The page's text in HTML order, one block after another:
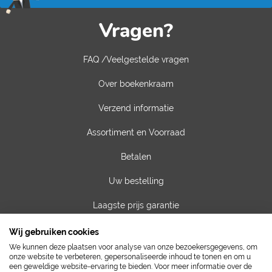
Vragen?
FAQ /Veelgestelde vragen
Over boekenkraam
Verzend informatie
Assortiment en Voorraad
Betalen
Uw bestelling
Laagste prijs garantie
Privacy van gegevens
Algemene voorwaarden
Wij gebruiken cookies
We kunnen deze plaatsen voor analyse van onze bezoekersgegevens, om
onze website te verbeteren, gepersonaliseerde inhoud te tonen en om u
een geweldige website-ervaring te bieden. Voor meer informatie over de